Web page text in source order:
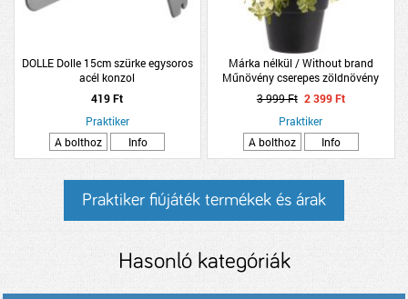
DOLLE Dolle 15cm szürke egysoros
acél konzol
419 Ft
Praktiker
A bolthoz
Info
Márka nélkül / Without brand
Műnövény cserepes zöldnövény
24x12x12cm 4-féle
3 999 Ft 2 399 Ft
Praktiker
A bolthoz
Info
Praktiker fiújáték termékek és árak
Hasonló kategóriák